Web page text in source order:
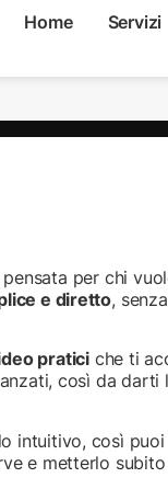
Home Servizi
per chi
e diretto,
praticiche ti
così da darti
intuitivo, così
e metterlo